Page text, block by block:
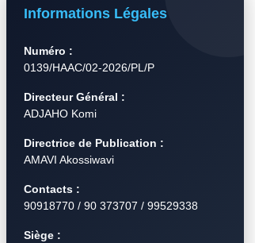
Informations Légales
Numéro :
0139/HAAC/02-2026/PL/P
Directeur Général :
ADJAHO Komi
Directrice de Publication :
AMAVI Akossiwavi
Contacts :
90918770 / 90 373707 / 99529338
Siège :